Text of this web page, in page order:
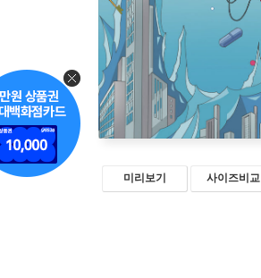
미리보기 사이즈비교